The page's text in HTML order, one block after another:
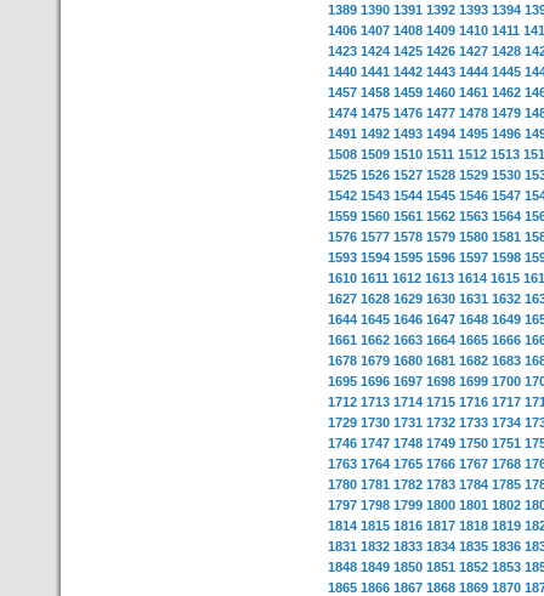
1389 1390 1391 1392 1393 1394
1406 1407 1408 1409 1410 1411
1423 1424 1425 1426 1427 1428
1440 1441 1442 1443 1444 1445
1457 1458 1459 1460 1461 1462
1474 1475 1476 1477 1478 1479
1491 1492 1493 1494 1495 1496
1508 1509 1510 1511 1512 1513
1525 1526 1527 1528 1529 1530
1542 1543 1544 1545 1546 1547
1559 1560 1561 1562 1563 1564
1576 1577 1578 1579 1580 1581
1593 1594 1595 1596 1597 1598
1610 1611 1612 1613 1614 1615
1627 1628 1629 1630 1631 1632
1644 1645 1646 1647 1648 1649
1661 1662 1663 1664 1665 1666
1678 1679 1680 1681 1682 1683
1695 1696 1697 1698 1699 1700
1712 1713 1714 1715 1716 1717
1729 1730 1731 1732 1733 1734
1746 1747 1748 1749 1750 1751
1763 1764 1765 1766 1767 1768
1780 1781 1782 1783 1784 1785
1797 1798 1799 1800 1801 1802
1814 1815 1816 1817 1818 1819
1831 1832 1833 1834 1835 1836
1848 1849 1850 1851 1852 1853
1865 1866 1867 1868 1869 1870